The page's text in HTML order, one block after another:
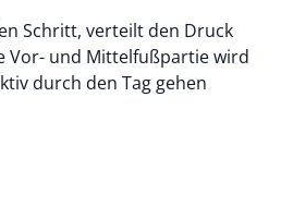
Schritt, verteilt den Druck
Vor- und Mittelfußpartie wird
durch den Tag gehen